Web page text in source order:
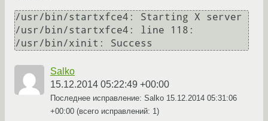
/usr/bin/startxfce4: Starting X server
/usr/bin/startxfce4: line 118:
/usr/bin/xinit: Success
Salko
15.12.2014 05:22:49 +00:00
Последнее исправление: Salko 15.12.2014 05:31:06
+00:00 (всего исправлений: 1)